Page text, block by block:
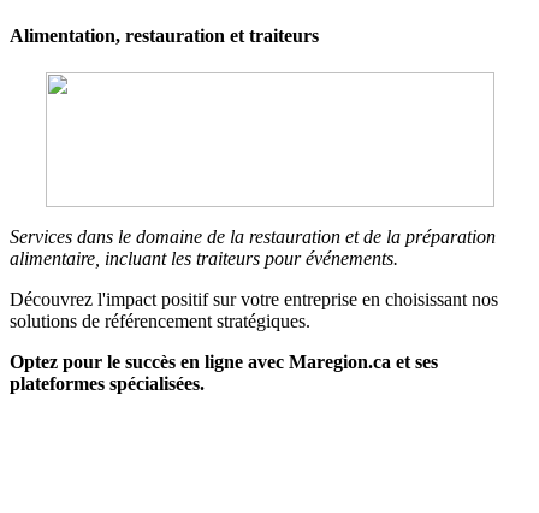
Alimentation, restauration et traiteurs
Services dans le domaine de la restauration et de la préparation
alimentaire, incluant les traiteurs pour événements.
Découvrez l'impact positif sur votre entreprise en choisissant nos
solutions de référencement stratégiques.
Optez pour le succès en ligne avec Maregion.ca et ses
plateformes spécialisées.